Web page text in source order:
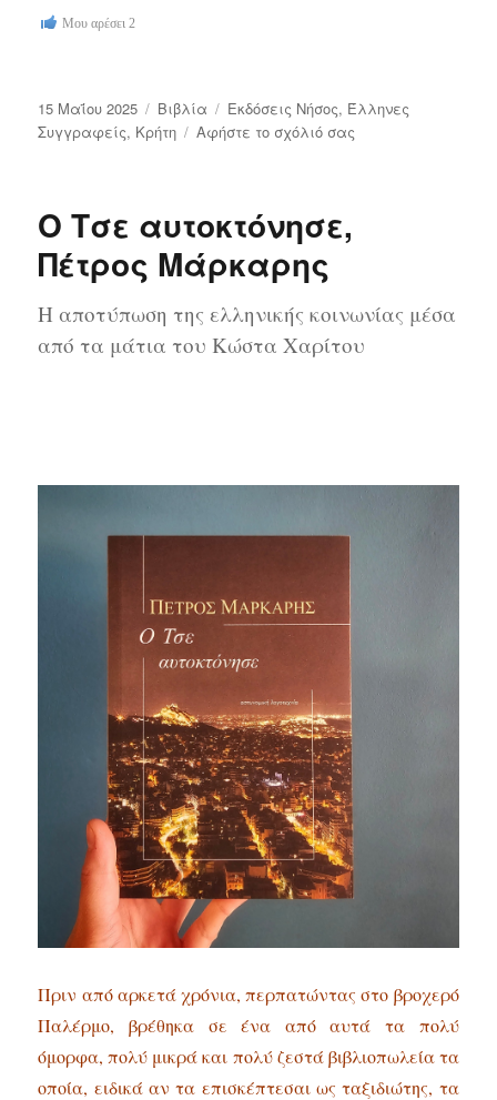
Μου αρέσει 2
Δημοσιεύτηκε
την
15 Μαΐου 2025 Κατηγορίες
Bιβλία Ετικέτες
Εκδόσεις Νήσος, Έλληνες
Συγγραφείς, Κρήτη Αφήστε το σχόλιό σας
τους,
Μιχάλης
Ο Τσε αυτοκτόνησε,
Πέτρος Μάρκαρης
Η αποτύπωση της ελληνικής κοινωνίας μέσα
από τα μάτια του Κώστα Χαρίτου
Πριν από αρκετά χρόνια, περπατώντας στο βροχερό
Παλέρμο, βρέθηκα σε ένα από αυτά τα πολύ
όμορφα, πολύ μικρά και πολύ ζεστά βιβλιοπωλεία τα
οποία, ειδικά αν τα επισκέπτεσαι ως ταξιδιώτης, τα